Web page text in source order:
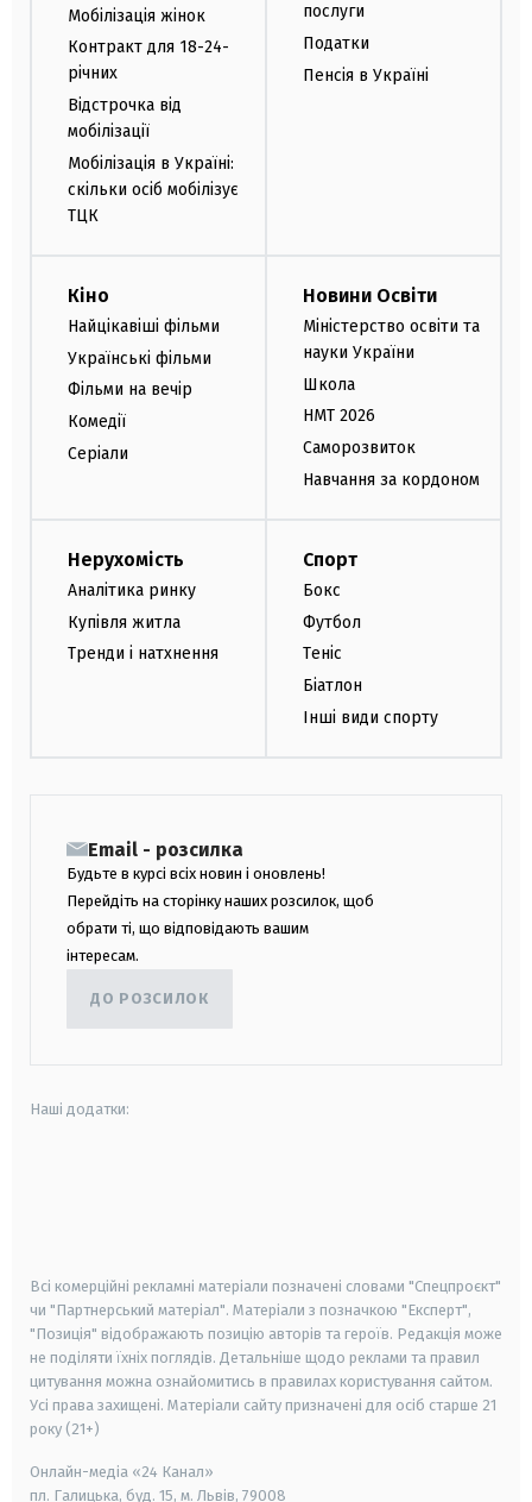
Мобілізація жінок
Контракт для 18-24-
річних
Відстрочка від
мобілізації
Мобілізація в Україні:
скільки осіб мобілізує
ТЦК
послуги
Податки
Пенсія в Україні
Кіно
Найцікавіші фільми
Українські фільми
Фільми на вечір
Комедії
Серіали
Новини Освіти
Міністерство освіти та
науки України
Школа
НМТ 2026
Саморозвиток
Навчання за кордоном
Нерухомість
Аналітика ринку
Купівля житла
Тренди і натхнення
Спорт
Бокс
Футбол
Теніс
Біатлон
Інші види спорту
Email - розсилка
Будьте в курсі всіх новин і оновлень!
Перейдіть на сторінку наших розсилок, щоб
обрати ті, що відповідають вашим
інтересам.
ДО РОЗСИЛОК
Наші додатки:
Всі комерційні рекламні матеріали позначені словами "Спецпроєкт"
чи "Партнерський матеріал". Матеріали з позначкою "Експерт",
"Позиція" відображають позицію авторів та героїв. Редакція може
не поділяти їхніх поглядів. Детальніше щодо реклами та правил
цитування можна ознайомитись в правилах користування сайтом.
Усі права захищені. Матеріали сайту призначені для осіб старше 21
року (21+)
Онлайн-медіа «24 Канал»
пл. Галицька, буд. 15, м. Львів, 79008